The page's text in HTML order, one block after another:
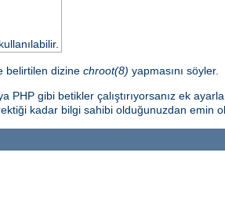
belirtilen dizine chroot(8) yapmasını söyler.
PHP gibi betikler çalıştırıyorsanız ek
kadar bilgi sahibi olduğunuzdan emin